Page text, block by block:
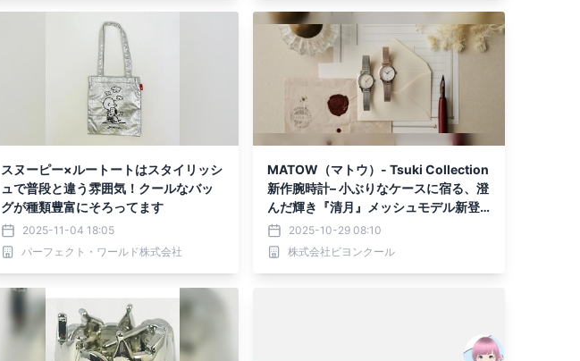
スヌーピー×ルートートはスタイリッシ
ュで普段と違う雰囲気！クールなバッ
グが種類豊富にそろってます
2025-11-04 18:05
パーフェクト・ワールド株式会社
MATOW（マトウ）- Tsuki Collection
新作腕時計– 小ぶりなケースに宿る、澄
んだ輝き『清月』メッシュモデル新登
場
2025-10-29 08:10
株式会社ビヨンクール